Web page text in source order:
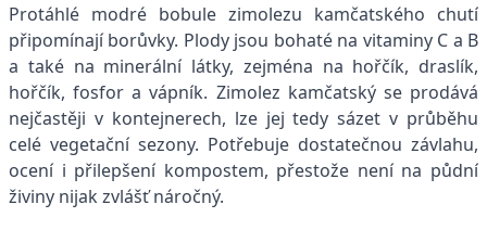
Protáhlé modré bobule zimolezu kamčatského chutí
připomínají borůvky. Plody jsou bohaté na vitaminy C a B
a také na minerální látky, zejména na hořčík, draslík,
hořčík, fosfor a vápník. Zimolez kamčatský se prodává
nejčastěji v kontejnerech, lze jej tedy sázet v průběhu
celé vegetační sezony. Potřebuje dostatečnou závlahu,
ocení i přilepšení kompostem, přestože není na půdní
živiny nijak zvlášť náročný.